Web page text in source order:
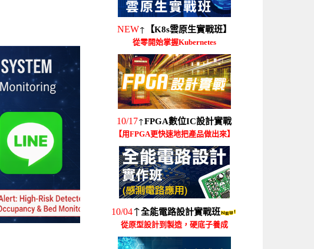
NEW↑ 【K8s雲原生實戰班】
從零開始掌握Kubernetes
10/17↑FPGA數位IC設計實戰
【用FPGA更快速地把產品做出來】
10/04↑全能電路設計實戰班
從原型設計到製造，硬底子養成